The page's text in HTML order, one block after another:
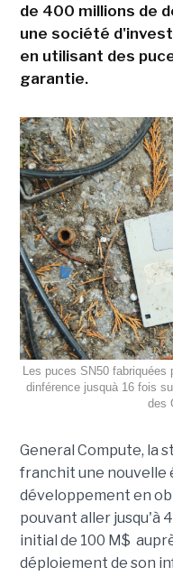
de 400 millions de
une société
en utilisant des
garantie.
Les puces SN50
dinférence jusquà 16 fois
des
General Compute, la
franchit une nouvelle
développement en
pouvant aller jusqu'à
initial de 100 M$
déploiement de son